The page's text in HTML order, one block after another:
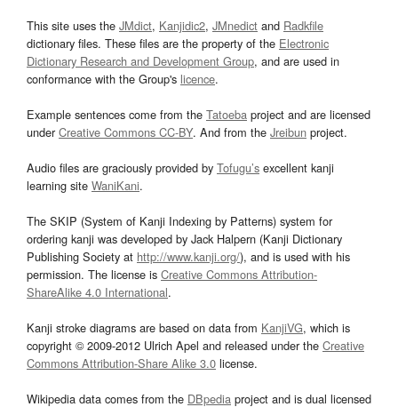
This site uses the JMdict, Kanjidic2, JMnedict and Radkfile
dictionary files. These files are the property of the Electronic
Dictionary Research and Development Group, and are used in
conformance with the Group's licence.
Example sentences come from the Tatoeba project and are licensed
underCreative Commons CC-BY. And from the Jreibun project.
Audio files are graciously provided by Tofugu’s excellent kanji
learning site WaniKani.
The SKIP (System of Kanji Indexing by Patterns) system for
ordering kanji was developed by Jack Halpern (Kanji Dictionary
Publishing Society at http://www.kanji.org/), and is used with his
permission. The license is Creative Commons Attribution-
ShareAlike 4.0 International.
Kanji stroke diagrams are based on data from KanjiVG, which is
copyright © 2009-2012 Ulrich Apel and released under the Creative
Commons Attribution-Share Alike 3.0 license.
Wikipedia data comes from the DBpedia project and is dual licensed